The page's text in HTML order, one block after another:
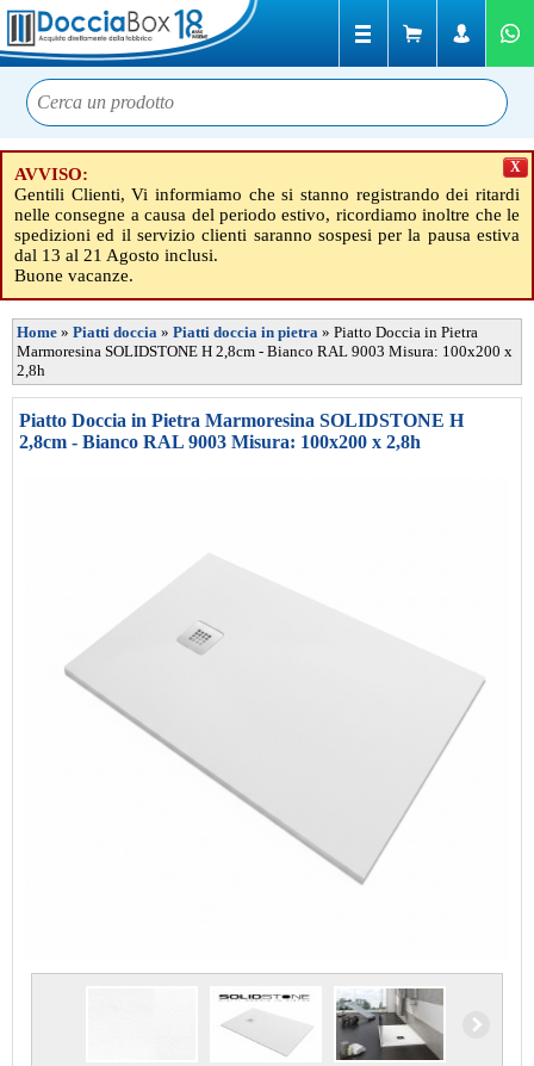
AVVISO:
Gentili Clienti, Vi informiamo che si stanno registrando dei ritardi
nelle consegne a causa del periodo estivo, ricordiamo inoltre che le
spedizioni ed il servizio clienti saranno sospesi per la pausa estiva
dal 13 al 21 Agosto inclusi.
Buone vacanze.
X
Home » Piatti doccia » Piatti doccia in pietra » Piatto Doccia in Pietra
Marmoresina SOLIDSTONE H 2,8cm - Bianco RAL 9003 Misura: 100x200 x
2,8h
Piatto Doccia in Pietra Marmoresina SOLIDSTONE H
2,8cm - Bianco RAL 9003 Misura: 100x200 x 2,8h